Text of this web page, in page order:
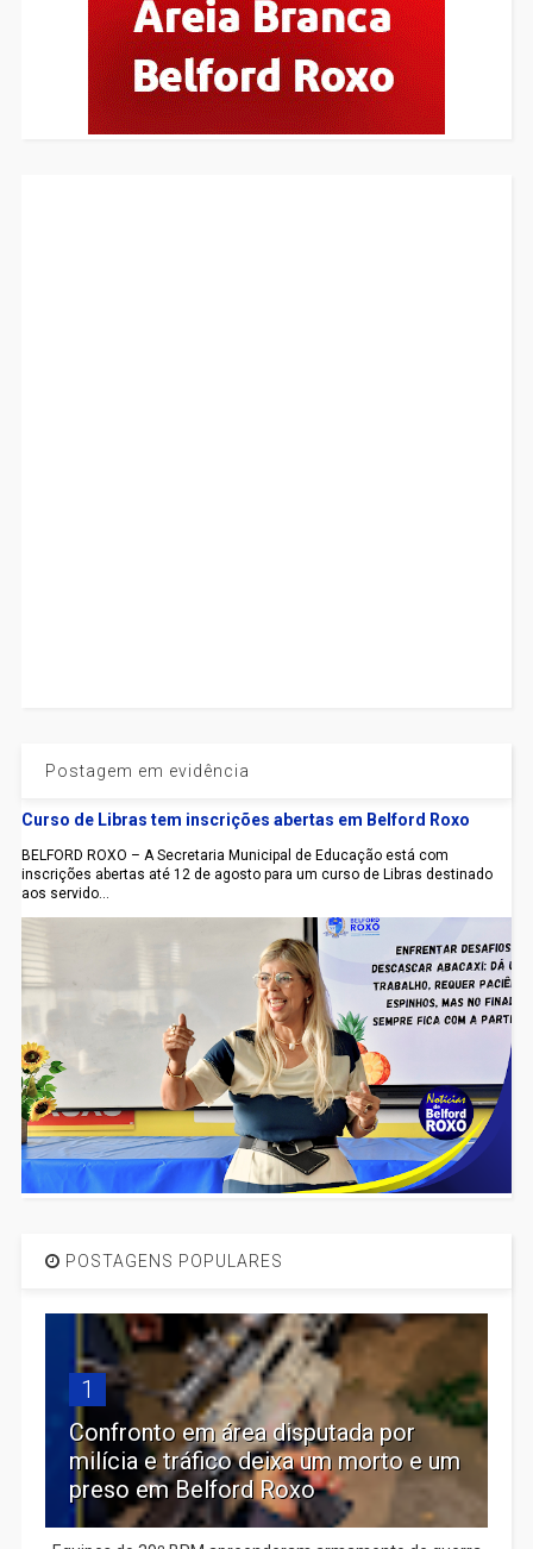
Postagem em evidência
Curso de Libras tem inscrições abertas em Belford Roxo
BELFORD ROXO – A Secretaria Municipal de Educação está com
inscrições abertas até 12 de agosto para um curso de Libras destinado
aos servido...
POSTAGENS POPULARES
1
Confronto em área disputada por
milícia e tráfico deixa um morto e um
preso em Belford Roxo